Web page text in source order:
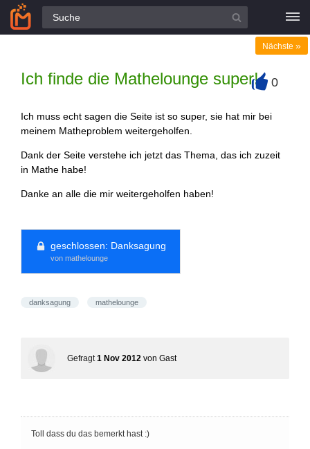
Alle Fragen
Ich finde die Mathelounge super!
Nächste »
0
Ich muss echt sagen die Seite ist so super, sie hat mir bei
meinem Matheproblem weitergeholfen.
Dank der Seite verstehe ich jetzt das Thema, das ich zuzeit
in Mathe habe!
Danke an alle die mir weitergeholfen haben!
geschlossen: Danksagung
von mathelounge
danksagung mathelounge
Gefragt 1 Nov 2012 von Gast
Toll dass du das bemerkt hast :)